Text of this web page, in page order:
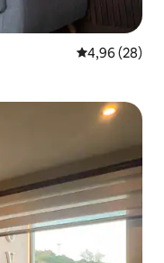
Gemiddelde
4,96 (28)